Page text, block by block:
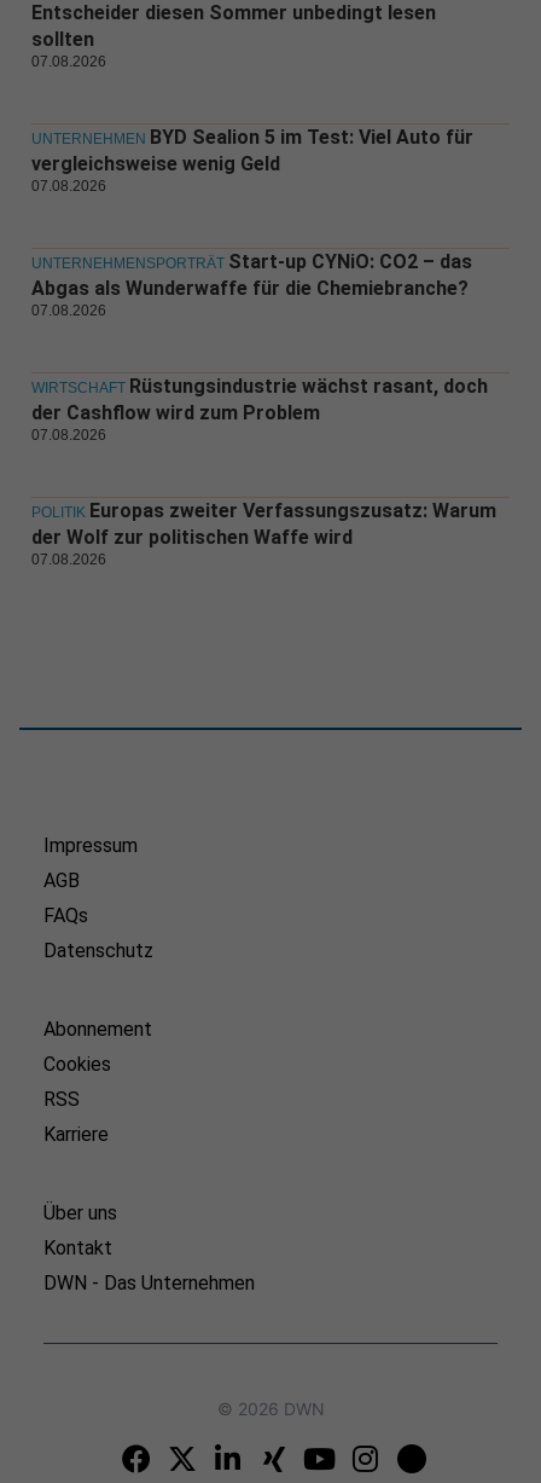
Entscheider diesen Sommer unbedingt lesen
sollten
07.08.2026
UNTERNEHMEN BYD Sealion 5 im Test: Viel Auto für
vergleichsweise wenig Geld
07.08.2026
UNTERNEHMENSPORTRÄT Start-up CYNiO: CO2 – das
Abgas als Wunderwaffe für die Chemiebranche?
07.08.2026
WIRTSCHAFT Rüstungsindustrie wächst rasant, doch
der Cashflow wird zum Problem
07.08.2026
POLITIK Europas zweiter Verfassungszusatz: Warum
der Wolf zur politischen Waffe wird
07.08.2026
Impressum
AGB
FAQs
Datenschutz
Abonnement
Cookies
RSS
Karriere
Über uns
Kontakt
DWN - Das Unternehmen
© 2026 DWN